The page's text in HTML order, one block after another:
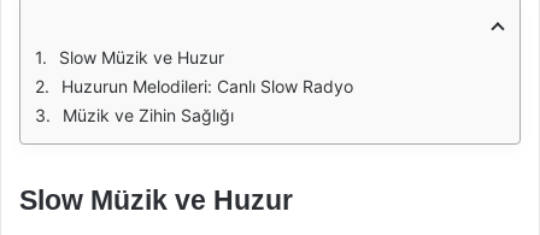
Slow Müzik ve Huzur
Huzurun Melodileri: Canlı Slow Radyo
Müzik ve Zihin Sağlığı
Slow Müzik ve Huzur